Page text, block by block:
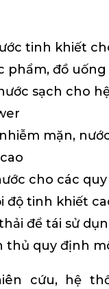
tinh khiết
phẩm, đồ uống
sạch cho
mặn,
cho các
độ tinh khiết
để tái sử
thủ quy định
cứu, hệ